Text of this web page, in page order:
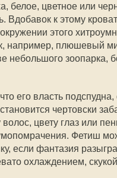
белое, цветное или
Вдобавок к этому
этого
например, плюшевый
небольшого зоопарка,
его власть
чертовски
волос, цвету глаз или
Фетиш
если фантазия
охлаждением,